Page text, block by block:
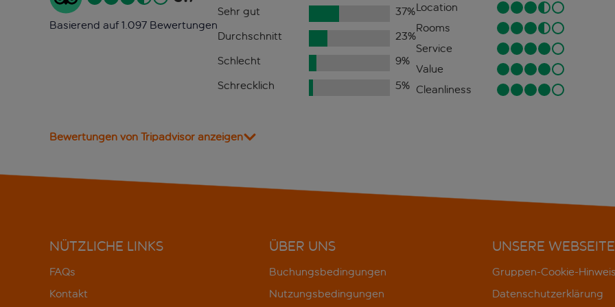
Basierend auf 1.097 Bewertungen
Sehr gut 37%
Durchschnitt
23%
Schlecht
9%
Schrecklich
5%
Location
Rooms
Service
Value
Cleanliness
Bewertungen von Tripadvisor anzeigen
NÜTZLICHE LINKS
FAQs
Kontakt
ÜBER UNS
Buchungsbedingungen
Nutzungsbedingungen
UNSERE WEBSEITE
Gruppen-Cookie-
Datenschutzerklärung